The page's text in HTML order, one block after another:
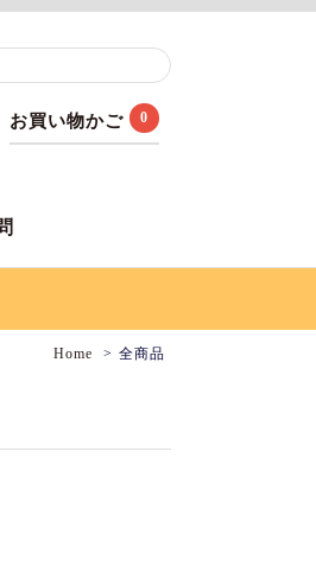
お買い物かご 0
Home 全商品